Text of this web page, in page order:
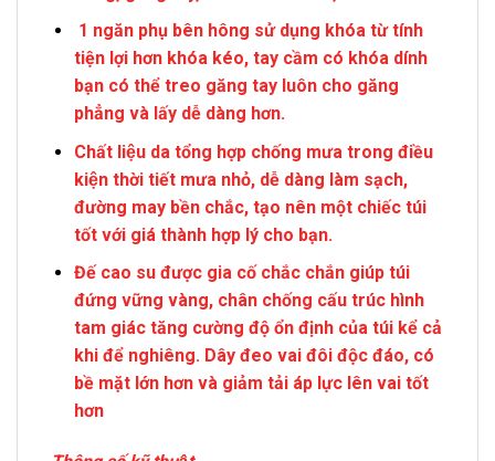
1 ngăn phụ bên hông sử dụng khóa từ tính
tiện lợi hơn khóa kéo, tay cầm có khóa dính
bạn có thể treo găng tay luôn cho găng
phẳng và lấy dễ dàng hơn.
Chất liệu da tổng hợp chống mưa trong điều
kiện thời tiết mưa nhỏ, dễ dàng làm sạch,
đường may bền chắc, tạo nên một chiếc túi
tốt với giá thành hợp lý cho bạn.
Đế cao su được gia cố chắc chắn giúp túi
đứng vững vàng, chân chống cấu trúc hình
tam giác tăng cường độ ổn định của túi kể cả
khi để nghiêng. Dây đeo vai đôi độc đáo, có
bề mặt lớn hơn và giảm tải áp lực lên vai tốt
hơn